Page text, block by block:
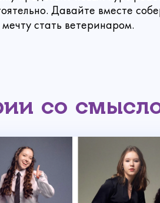
Давайте вместе
стать ветеринаром.
со
Ваше
А вас уже
внутри, и
Выберите